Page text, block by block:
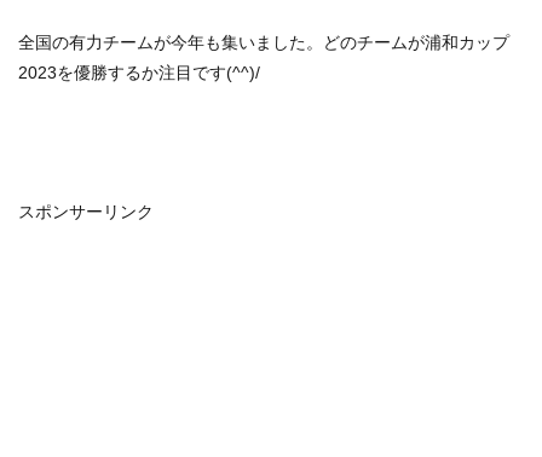
全国の有力チームが今年も集いました。どのチームが浦和カップ
2023を優勝するか注目です(^^)/
スポンサーリンク